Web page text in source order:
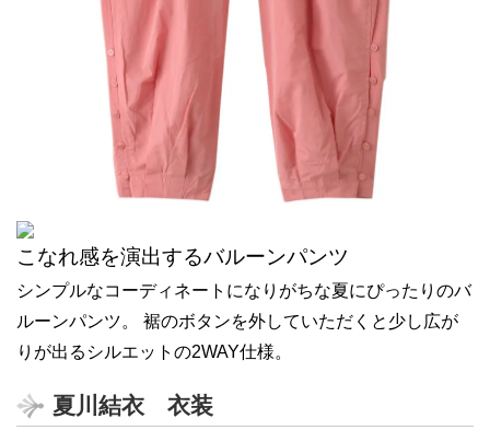
こなれ感を演出するバルーンパンツ
シンプルなコーディネートになりがちな夏にぴったりのバ
ルーンパンツ。 裾のボタンを外していただくと少し広が
りが出るシルエットの2WAY仕様。
夏川結衣 衣装